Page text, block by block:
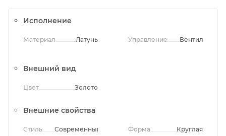
Исполнение
Материал Латунь Управление Вентильное
Внешний вид
Цвет Золото
Внешние свойства
Стиль Современный Форма Круглая